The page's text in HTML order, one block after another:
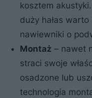
kosztem
duży hałas
nawiewniki o
Montaż – nawet
straci swoje
osadzone lub
technologia